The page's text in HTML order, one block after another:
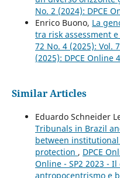
No. 2 (2024): DPCE
Enrico Buono, La
tra risk assessment
72 No. 4 (2025): Vol.
(2025): DPCE Online
Similar Articles
Eduardo Schneider
Tribunals in Brazil
between
protection , DPCE
Online - SP2 2023 -
antropocentrismo e